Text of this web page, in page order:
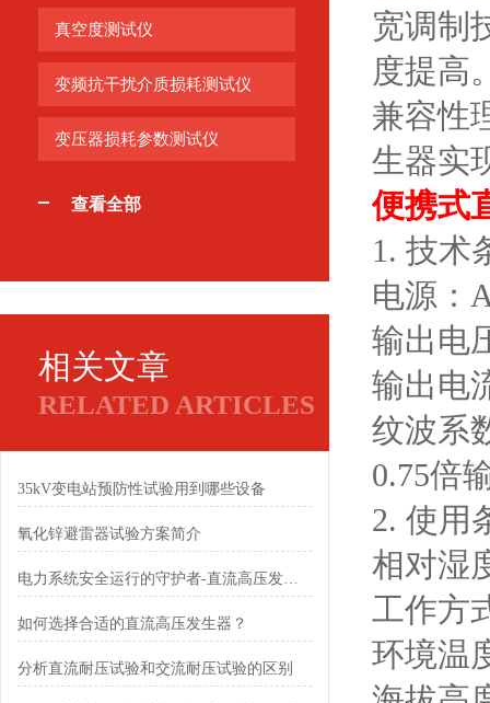
真空度测试仪
变频抗干扰介质损耗测试仪
变压器损耗参数测试仪
查看全部
相关文章
RELATED ARTICLES
35kV变电站预防性试验用到哪些设备
氧化锌避雷器试验方案简介
电力系统安全运行的守护者-直流高压发生器
如何选择合适的直流高压发生器？
分析直流耐压试验和交流耐压试验的区别
宽调制
度提高
兼容性
生器实
便携式
1. 技术
电源：
输出电
输出电
纹波系
0.75倍
2. 使用
相对湿
工作方
环境温